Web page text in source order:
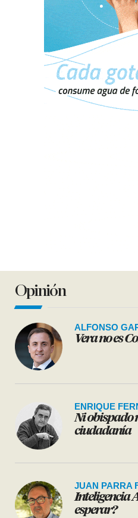
Opinión
Vera no es
ALFONSO
Ni obispado
ciudadanía
ENRIQUE
Inteligencia
esperar?
JUAN PARRA